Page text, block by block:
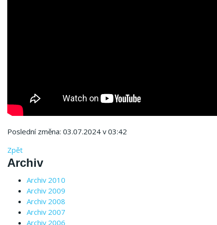
Poslední změna: 03.07.2024 v 03:42
Zpět
Archiv
Archiv 2010
Archiv 2009
Archiv 2008
Archiv 2007
Archiv 2006